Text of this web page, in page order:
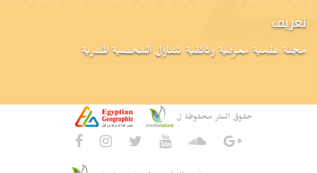
تعريف
مجلة علمية معرفية وثائقية تتناول الشخصية المصرية
حقوق النشر محفوظة ل